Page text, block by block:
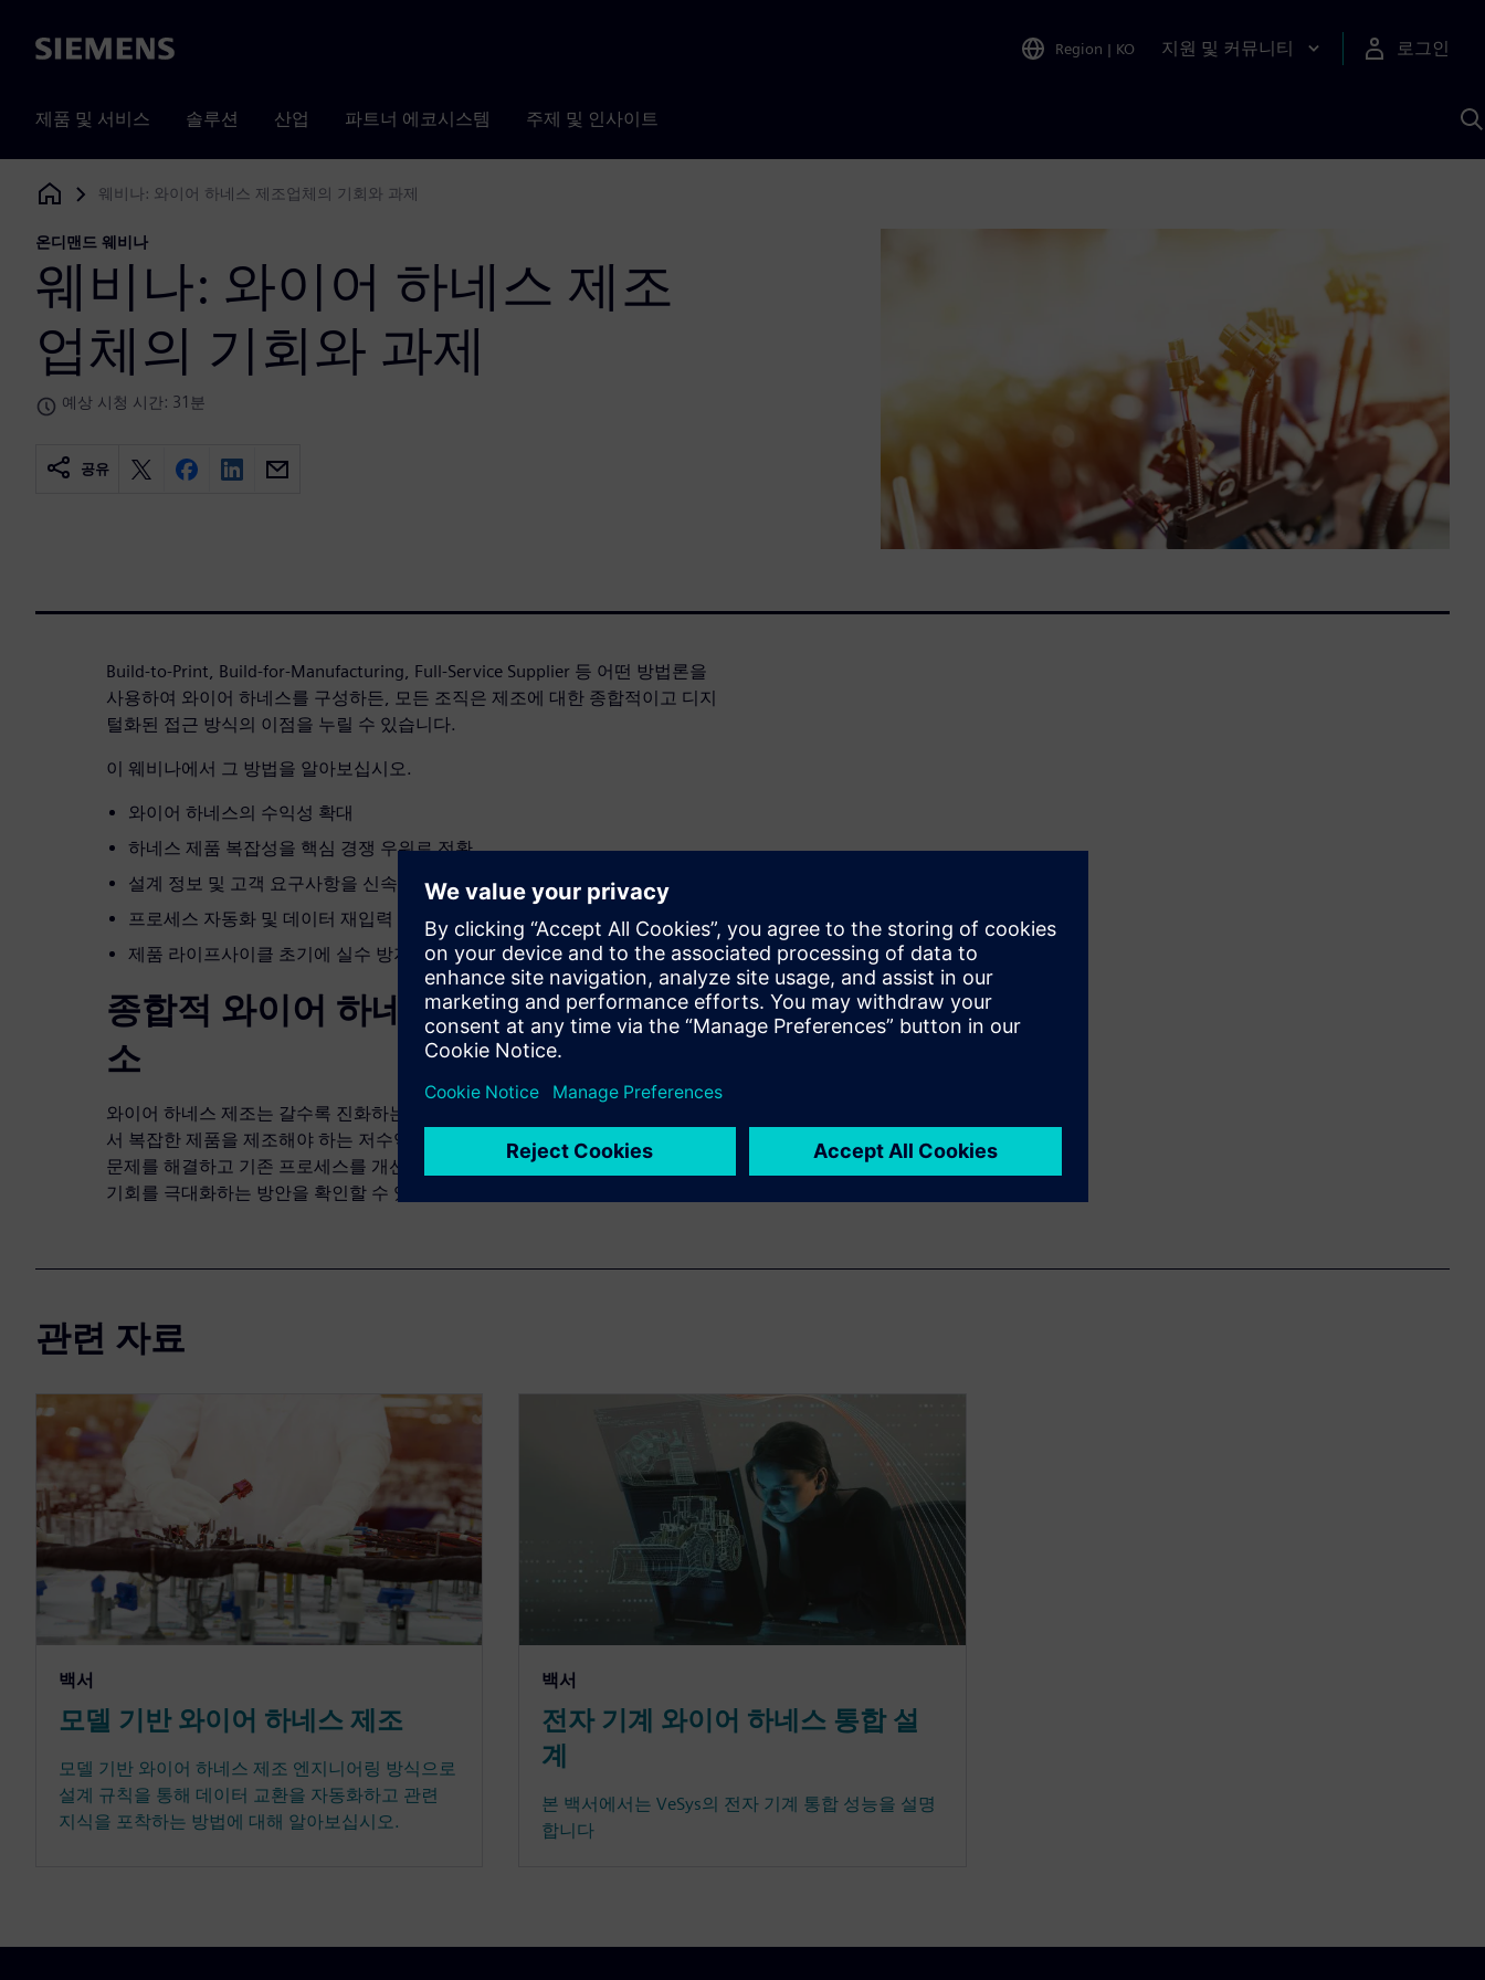
Siemens Region | KO 지원 및 커뮤니티 로그인
제품 및 서비스 솔루션 산업 파트너 에코시스템 주제 및 인사이트
Siemens Digital Industries Software
웨비나: 와이어 하네스 제조업체의 기회와 과제
온디맨드 웨비나
웨비나: 와이어 하네스 제조
업체의 기회와 과제
예상 시청 시간: 31분
공유
Build-to-Print, Build-for-Manufacturing, Full-Service Supplier 등 어떤 방법론을
사용하여 와이어 하네스를 구성하든, 모든 조직은 제조에 대한 종합적이고 디지
털화된 접근 방식의 이점을 누릴 수 있습니다.
이 웨비나에서 그 방법을 알아보십시오.
와이어 하네스의 수익성 확대
하네스 제품 복잡성을 핵심 경쟁 우위로 전환
설계 정보 및 고객 요구사항을 신속하게 확인
프로세스 자동화 및 데이터 재입력 최소화
제품 라이프사이클 초기에 실수 방지
종합적 와이어 하네스 제조로 복잡성 해
소
와이어 하네스 제조는 갈수록 진화하는 전기 분야의 혁신과 설계 불확실성 속에
서 복잡한 제품을 제조해야 하는 저수익 비즈니스입니다. 이 웨비나에서 업계의
문제를 해결하고 기존 프로세스를 개선하며 비즈니스를 개선할 수 있는 디지털
기회를 극대화하는 방안을 확인할 수 있습니다. 지금 바로 시청하십시오!
관련 자료
백서
모델 기반 와이어 하네스 제조
모델 기반 와이어 하네스 제조 엔지니어링 방식으로
설계 규칙을 통해 데이터 교환을 자동화하고 관련
지식을 포착하는 방법에 대해 알아보십시오.
백서
전자 기계 와이어 하네스 통합 설
계
본 백서에서는 VeSys의 전자 기계 통합 성능을 설명
합니다